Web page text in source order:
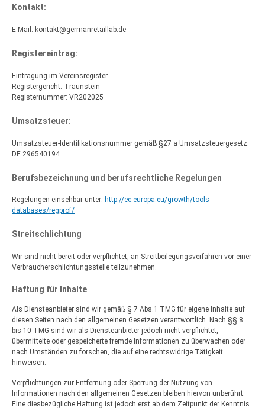
Kontakt:
E-Mail: kontakt@germanretaillab.de
Registereintrag:
Eintragung im Vereinsregister.
Registergericht: Traunstein
Registernummer: VR202025
Umsatzsteuer:
Umsatzsteuer-Identifikationsnummer gemäß §27 a Umsatzsteuergesetz:
DE 296540194
Berufsbezeichnung und berufsrechtliche Regelungen
Regelungen einsehbar unter: http://ec.europa.eu/growth/tools-
databases/regprof/
Streitschlichtung
Wir sind nicht bereit oder verpflichtet, an Streitbeilegungsverfahren vor einer
Verbraucherschlichtungsstelle teilzunehmen.
Haftung für Inhalte
Als Diensteanbieter sind wir gemäß § 7 Abs.1 TMG für eigene Inhalte auf
diesen Seiten nach den allgemeinen Gesetzen verantwortlich. Nach §§ 8
bis 10 TMG sind wir als Diensteanbieter jedoch nicht verpflichtet,
übermittelte oder gespeicherte fremde Informationen zu überwachen oder
nach Umständen zu forschen, die auf eine rechtswidrige Tätigkeit
hinweisen.
Verpflichtungen zur Entfernung oder Sperrung der Nutzung von
Informationen nach den allgemeinen Gesetzen bleiben hiervon unberührt.
Eine diesbezügliche Haftung ist jedoch erst ab dem Zeitpunkt der Kenntnis